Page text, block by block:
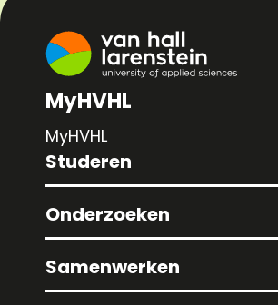
MyHVHL
MyHVHL
Studeren
Onderzoeken
Samenwerken